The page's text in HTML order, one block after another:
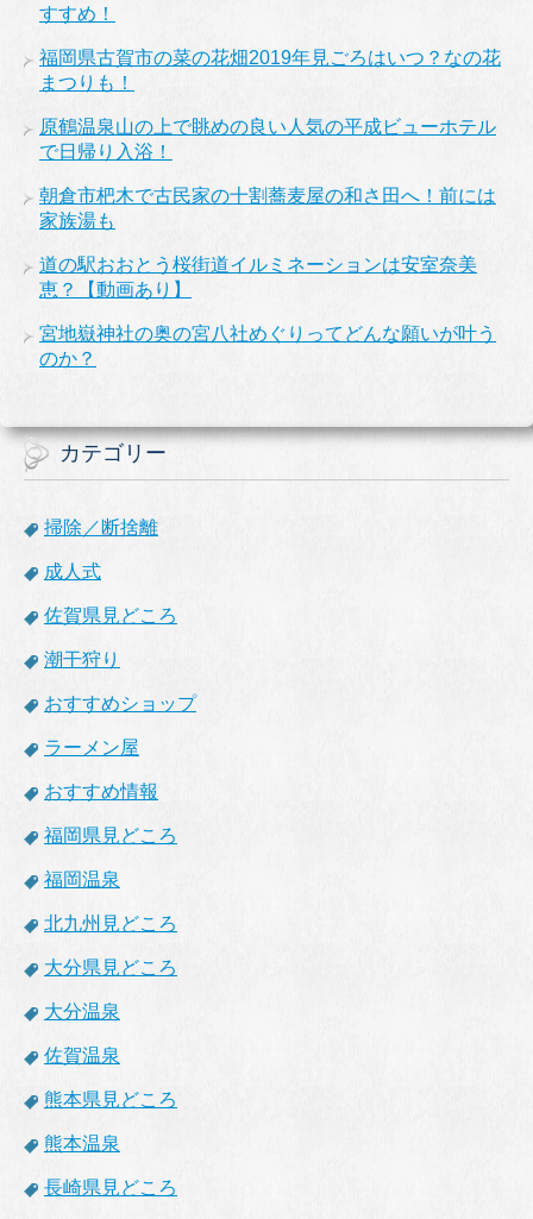
すすめ！
福岡県古賀市の菜の花畑2019年見ごろはいつ？なの花
まつりも！
原鶴温泉山の上で眺めの良い人気の平成ビューホテル
で日帰り入浴！
朝倉市杷木で古民家の十割蕎麦屋の和さ田へ！前には
家族湯も
道の駅おおとう桜街道イルミネーションは安室奈美
恵？【動画あり】
宮地嶽神社の奥の宮八社めぐりってどんな願いが叶う
のか？
カテゴリー
掃除／断捨離
成人式
佐賀県見どころ
潮干狩り
おすすめショップ
ラーメン屋
おすすめ情報
福岡県見どころ
福岡温泉
北九州見どころ
大分県見どころ
大分温泉
佐賀温泉
熊本県見どころ
熊本温泉
長崎県見どころ